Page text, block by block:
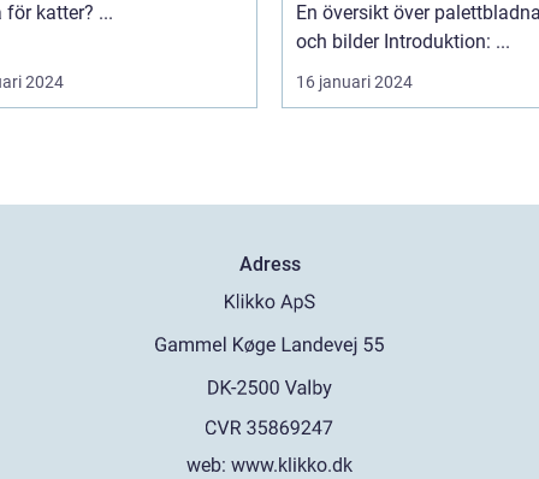
giftiga för katter? ...
2024
En översikt över
och bilder Introduktion: ...
16 januari 2024
Adress
web: www.klikko.dk